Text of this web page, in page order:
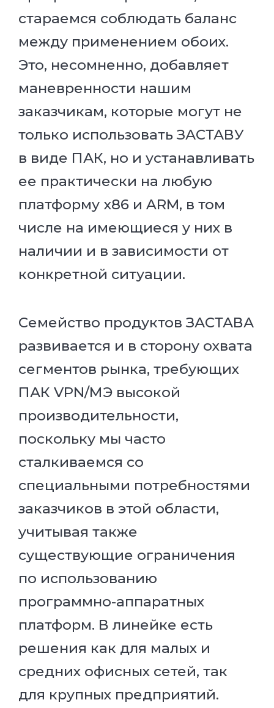
стараемся соблюдать баланс
между применением обоих.
Это, несомненно, добавляет
маневренности нашим
заказчикам, которые могут не
только использовать ЗАСТАВУ
в виде ПАК, но и устанавливать
ее практически на любую
платформу x86 и ARM, в том
числе на имеющиеся у них в
наличии и в зависимости от
конкретной ситуации.
Семейство продуктов ЗАСТАВА
развивается и в сторону охвата
сегментов рынка, требующих
ПАК VPN/МЭ высокой
производительности,
поскольку мы часто
сталкиваемся со
специальными потребностями
заказчиков в этой области,
учитывая также
существующие ограничения
по использованию
программно-аппаратных
платформ. В линейке есть
решения как для малых и
средних офисных сетей, так
для крупных предприятий.